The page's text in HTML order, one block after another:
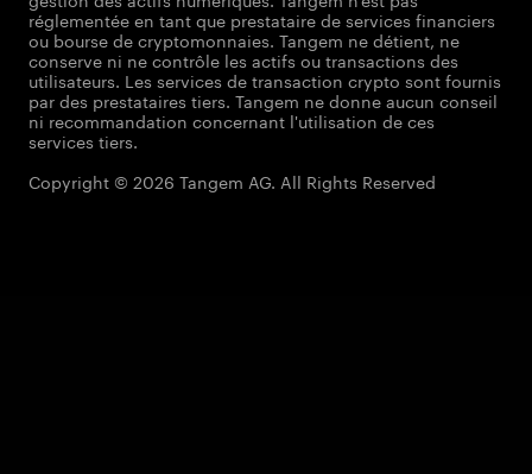
réglementée en tant que prestataire de services financiers
ou bourse de cryptomonnaies. Tangem ne détient, ne
conserve ni ne contrôle les actifs ou transactions des
utilisateurs. Les services de transaction crypto sont fournis
par des prestataires tiers. Tangem ne donne aucun conseil
ni recommandation concernant l'utilisation de ces
services tiers.